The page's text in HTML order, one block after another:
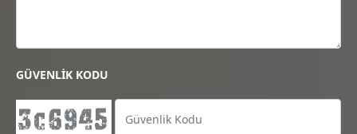
GÜVENLİK KODU